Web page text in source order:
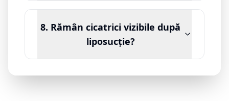
8. Rămân cicatrici vizibile după
liposucție?